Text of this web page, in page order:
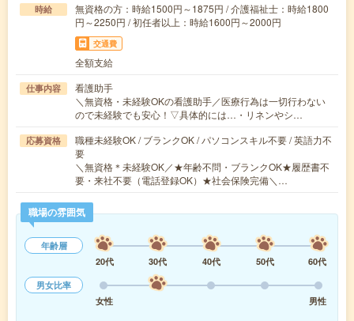
時給
無資格の方：時給1500円～1875円 / 介護福祉士：時給1800
円～2250円 / 初任者以上：時給1600円～2000円
交通費
全額支給
仕事内容
看護助手
＼無資格・未経験OKの看護助手／医療行為は一切行わない
ので未経験でも安心！▽具体的には…・リネンやシ…
応募資格
職種未経験OK / ブランクOK / パソコンスキル不要 / 英語力不
要
＼無資格＊未経験OK／★年齢不問・ブランクOK★履歴書不
要・来社不要（電話登録OK）★社会保険完備＼…
職場の雰囲気
年齢層
20代
30代 40代 50代
60代
男女比率
女性
男性